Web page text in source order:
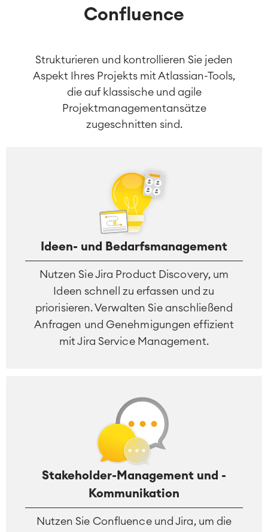
Confluence
Strukturieren und kontrollieren Sie jeden
Aspekt Ihres Projekts mit Atlassian-Tools,
die auf klassische und agile
Projektmanagementansätze
zugeschnitten sind.
Ideen- und Bedarfsmanagement
Nutzen Sie Jira Product Discovery, um
Ideen schnell zu erfassen und zu
priorisieren. Verwalten Sie anschließend
Anfragen und Genehmigungen effizient
mit Jira Service Management.
Stakeholder-Management und -
Kommunikation
Nutzen Sie Confluence und Jira, um die